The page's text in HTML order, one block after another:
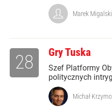
Marek Migalski
Gry Tuska
Szef Platformy
politycznych intryg
28
Michał